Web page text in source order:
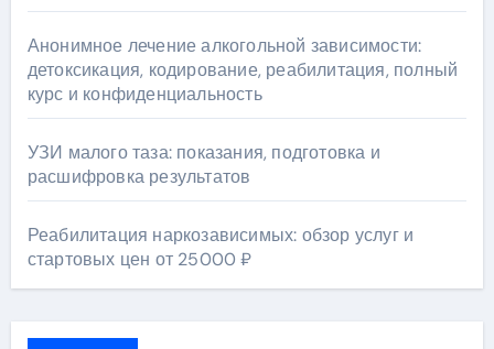
Анонимное лечение алкогольной зависимости:
детоксикация, кодирование, реабилитация, полный
курс и конфиденциальность
УЗИ малого таза: показания, подготовка и
расшифровка результатов
Реабилитация наркозависимых: обзор услуг и
стартовых цен от 25000 ₽